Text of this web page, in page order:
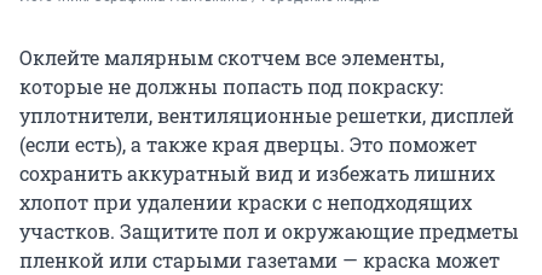
Оклейте малярным скотчем все элементы,
которые не должны попасть под покраску:
уплотнители, вентиляционные решетки, дисплей
(если есть), а также края дверцы. Это поможет
сохранить аккуратный вид и избежать лишних
хлопот при удалении краски с неподходящих
участков. Защитите пол и окружающие предметы
пленкой или старыми газетами — краска может